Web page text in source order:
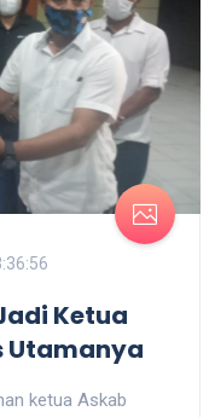
Ketua
Utamanya
ketua Askab